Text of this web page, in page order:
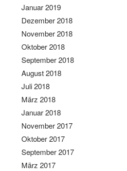
Januar 2019
Dezember 2018
November 2018
Oktober 2018
September 2018
August 2018
Juli 2018
März 2018
Januar 2018
November 2017
Oktober 2017
September 2017
März 2017